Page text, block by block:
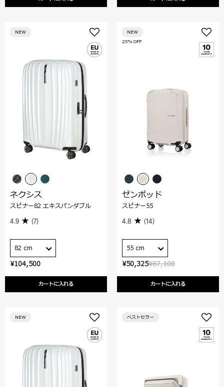
¥104,500
カートに入れる
NEW
ネクシス
スピナー82 エキスパンダブル
4.9 (7)
82 cm
¥67,100
¥50,325
カートに入れる
25% OFF
NEW
ゼンポッド
スピナー55
4.8 (14)
55 cm
NEW ベストセラー